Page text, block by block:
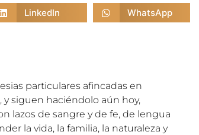
LinkedIn WhatsApp
particulares afincadas en
siguen haciéndolo aún hoy,
lazos de sangre y de fe, de lengua
la vida, la familia, la naturaleza y